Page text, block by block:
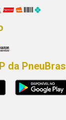
da PneuBras